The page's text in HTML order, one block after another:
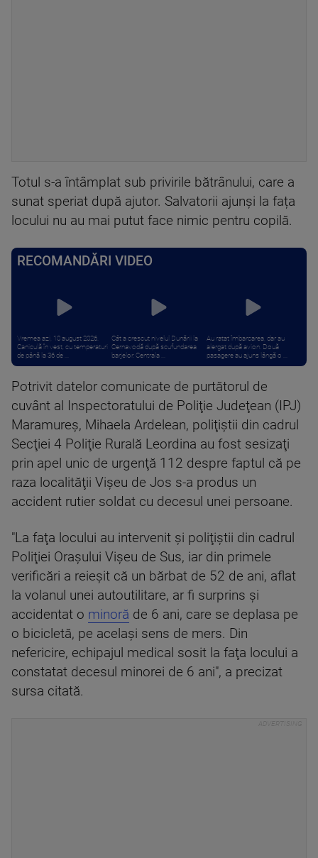
Totul s-a întâmplat sub privirile bătrânului, care a
sunat speriat după ajutor. Salvatorii ajunși la fața
locului nu au mai putut face nimic pentru copilă.
RECOMANDĂRI VIDEO
Vremea azi, 10 august 2026.
Caniculă în vest, cu temperaturi
de până la 36 de ...
Cât a crescut nivelul Dunării la
Cernavodă după scufundarea
barjelor. Centrala ...
Au ratat îmbarcarea, dar au
alergat după avion. Două
pasagere au ajuns lângă o ...
Potrivit datelor comunicate de purtătorul de
cuvânt al Inspectoratului de Poliţie Judeţean (IPJ)
Maramureş, Mihaela Ardelean, poliţiştii din cadrul
Secţiei 4 Poliţie Rurală Leordina au fost sesizaţi
prin apel unic de urgenţă 112 despre faptul că pe
raza localităţii Vişeu de Jos s-a produs un
accident rutier soldat cu decesul unei persoane.
"La faţa locului au intervenit şi poliţiştii din cadrul
Poliţiei Oraşului Vişeu de Sus, iar din primele
verificări a reieşit că un bărbat de 52 de ani, aflat
la volanul unei autoutilitare, ar fi surprins şi
accidentat o minoră de 6 ani, care se deplasa pe
o bicicletă, pe acelaşi sens de mers. Din
nefericire, echipajul medical sosit la faţa locului a
constatat decesul minorei de 6 ani", a precizat
sursa citată.